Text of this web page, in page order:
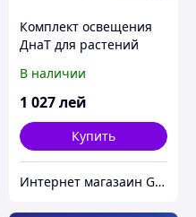
Комплект освещения
ДнаТ для растений
В наличии
1 027лей
Купить
Интернет магазаин Growhills